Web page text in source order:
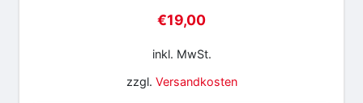
€19,00
inkl. MwSt.
zzgl. Versandkosten